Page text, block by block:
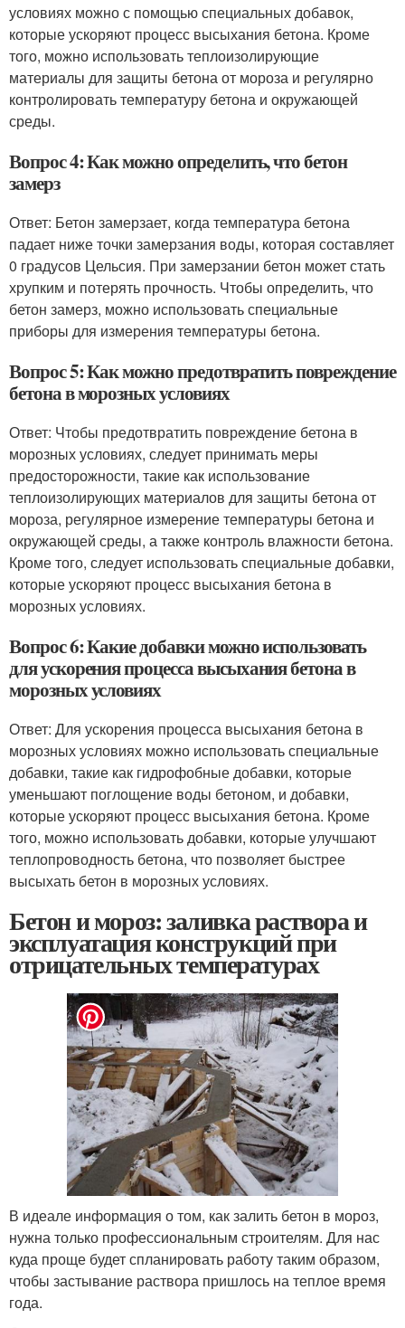
условиях можно с помощью специальных добавок,
которые ускоряют процесс высыхания бетона. Кроме
того, можно использовать теплоизолирующие
материалы для защиты бетона от мороза и регулярно
контролировать температуру бетона и окружающей
среды.
Вопрос 4: Как можно определить, что бетон
замерз
Ответ: Бетон замерзает, когда температура бетона
падает ниже точки замерзания воды, которая составляет
0 градусов Цельсия. При замерзании бетон может стать
хрупким и потерять прочность. Чтобы определить, что
бетон замерз, можно использовать специальные
приборы для измерения температуры бетона.
Вопрос 5: Как можно предотвратить повреждение
бетона в морозных условиях
Ответ: Чтобы предотвратить повреждение бетона в
морозных условиях, следует принимать меры
предосторожности, такие как использование
теплоизолирующих материалов для защиты бетона от
мороза, регулярное измерение температуры бетона и
окружающей среды, а также контроль влажности бетона.
Кроме того, следует использовать специальные добавки,
которые ускоряют процесс высыхания бетона в
морозных условиях.
Вопрос 6: Какие добавки можно использовать
для ускорения процесса высыхания бетона в
морозных условиях
Ответ: Для ускорения процесса высыхания бетона в
морозных условиях можно использовать специальные
добавки, такие как гидрофобные добавки, которые
уменьшают поглощение воды бетоном, и добавки,
которые ускоряют процесс высыхания бетона. Кроме
того, можно использовать добавки, которые улучшают
теплопроводность бетона, что позволяет быстрее
высыхать бетон в морозных условиях.
Бетон и мороз: заливка раствора и
эксплуатация конструкций при
отрицательных температурах
В идеале информация о том, как залить бетон в мороз,
нужна только профессиональным строителям. Для нас
куда проще будет спланировать работу таким образом,
чтобы застывание раствора пришлось на теплое время
года.